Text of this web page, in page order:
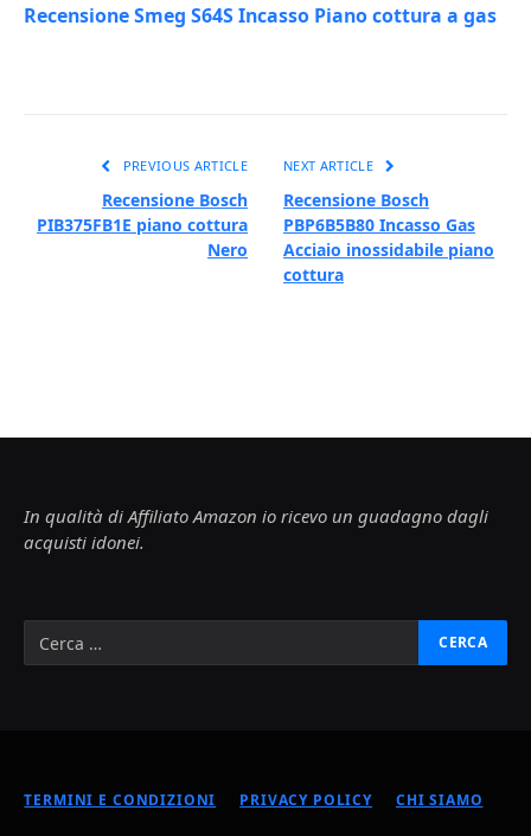
Recensione Smeg S64S Incasso Piano cottura a gas
PREVIOUS ARTICLE
Recensione Bosch
PIB375FB1E piano cottura
Nero
NEXT ARTICLE
Recensione Bosch
PBP6B5B80 Incasso Gas
Acciaio inossidabile piano
cottura
In qualità di Affiliato Amazon io ricevo un guadagno dagli
acquisti idonei.
TERMINI E CONDIZIONI PRIVACY POLICY CHI SIAMO